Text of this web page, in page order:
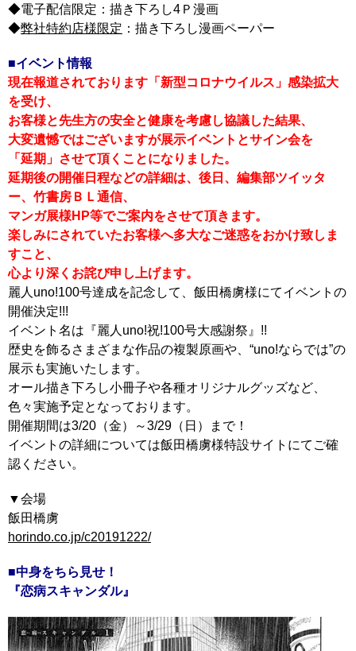
◆電子配信限定：描き下ろし4Ｐ漫画
◆弊社特約店様限定 ：描き下ろし漫画ペーパー
■イベント情報
現在報道されております「新型コロナウイルス」感染拡大
を受け、
お客様と先生方の安全と健康を考慮し協議した結果、
大変遺憾ではございますが展示イベントとサイン会を
「延期」させて頂くことになりました。
延期後の開催日程などの詳細は、後日、編集部ツイッタ
ー、竹書房ＢＬ通信、
マンガ展様HP等でご案内をさせて頂きます。
楽しみにされていたお客様へ多大なご迷惑をおかけ致しま
すこと、
心より深くお詫び申し上げます。
麗人uno!100号達成を記念して、飯田橋虜様にてイベントの
開催決定!!!
イベント名は『麗人uno!祝!100号大感謝祭』!!
歴史を飾るさまざまな作品の複製原画や、“uno!ならでは”の
展示も実施いたします。
オール描き下ろし小冊子や各種オリジナルグッズなど、
色々実施予定となっております。
開催期間は3/20（金）～3/29（日）まで！
イベントの詳細については飯田橋虜様特設サイトにてご確
認ください。
▼会場
飯田橋虜
horindo.co.jp/c20191222/
■中身をちら見せ！
『恋病スキャンダル』